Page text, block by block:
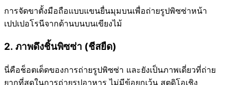
การจัดขาตั้งมือถือแบบแขนยื่นมุมบนเพื่อถ่ายรูปพิซซ่าหน้า
เปปเปอโรนีจากด้านบนบนเขียงไม้
2. ภาพดึงชิ้นพิซซ่า (ชีสยืด)
นี่คือช็อตเด็ดของการถ่ายรูปพิซซ่า และยังเป็นภาพเดี่ยวที่ถ่าย
ยากที่สุดในการถ่ายรูปอาหาร ไม่มีข้อยกเว้น สตูดิโอเชิง